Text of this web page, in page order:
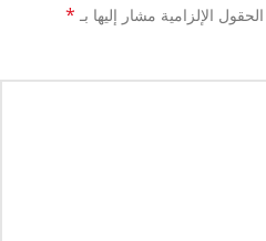
الحقول الإلزامية مشار إليها بـ *